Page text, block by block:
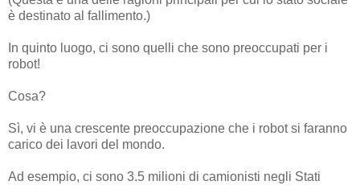
è destinato al fallimento.)
In quinto luogo, ci sono quelli che sono preoccupati per i
robot!
Cosa?
Sì, vi è una crescente preoccupazione che i robot si faranno
carico dei lavori del mondo.
Ad esempio, ci sono 3.5 milioni di camionisti negli Stati